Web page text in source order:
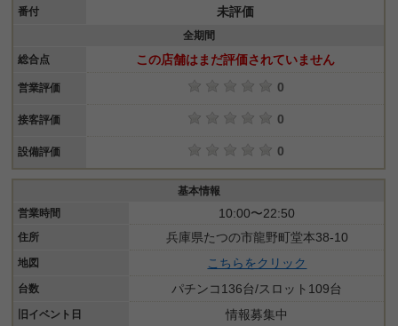
番付
未評価
全期間
総合点
この店舗はまだ評価されていません
営業評価 0
接客評価 0
設備評価 0
基本情報
営業時間
10:00〜22:50
住所 兵庫県たつの市龍野町堂本38-10
地図 こちらをクリック
台数 パチンコ136台/スロット109台
旧イベント日 情報募集中